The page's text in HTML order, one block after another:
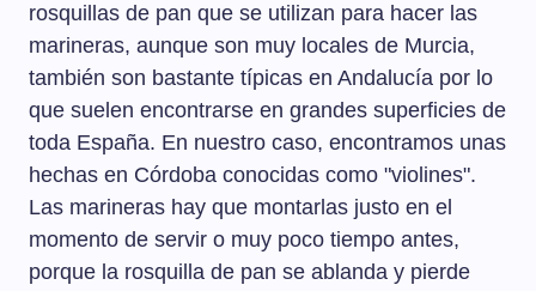
rosquillas de pan que se utilizan para hacer las
marineras, aunque son muy locales de Murcia,
también son bastante típicas en Andalucía por lo
que suelen encontrarse en grandes superficies de
toda España. En nuestro caso, encontramos unas
hechas en Córdoba conocidas como "violines".
Las marineras hay que montarlas justo en el
momento de servir o muy poco tiempo antes,
porque la rosquilla de pan se ablanda y pierde